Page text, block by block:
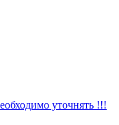
уточнять !!!